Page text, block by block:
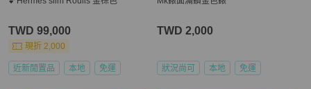
TWD 99,000
現折 2,000
近新閒置品 本地 免運
TWD 2,000
狀況尚可 本地 免運